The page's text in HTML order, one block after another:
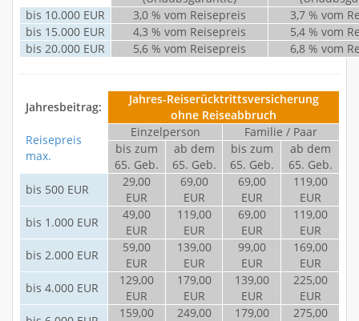
bis 10.000 EUR
3,0 % vom Reisepreis
3,7 % vom
bis 15.000 EUR
4,3 % vom Reisepreis
5,4 % vom
bis 20.000 EUR
5,6 % vom Reisepreis 6,8 % vom
Jahresbeitrag:
Jahres-Reiserücktrittsversicherung
ohne Reiseabbruch
Reisepreis
max.
Einzelperson
Familie / Paar
bis zum
65. Geb.
ab dem
65. Geb.
bis zum
65. Geb.
ab dem
65. Geb.
bis 500 EUR
29,00
EUR
69,00
EUR
69,00
EUR
119,00
EUR
bis 1.000 EUR
49,00
EUR
119,00
EUR
69,00
EUR
119,00
EUR
bis 2.000 EUR
59,00
EUR
139,00
EUR
99,00
EUR
169,00
EUR
bis 4.000 EUR
129,00
EUR
179,00
EUR
139,00
EUR
225,00
EUR
159,00 249,00 179,00 275,00